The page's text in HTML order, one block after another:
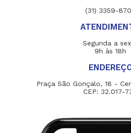
(31) 3359-
Segunda a
9h às 18h
Praça São Gonçalo, 18 -
CEP: 32.017-